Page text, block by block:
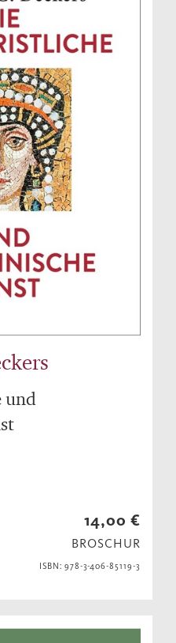
und
14,00 €
BROSCHUR
ISBN: 978-3-406-85119-3